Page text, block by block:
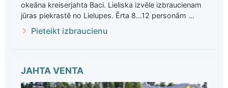
okeāna kreiserjahta Baci. Lieliska izvēle izbraucienam
jūras piekrastē no Lielupes. Ērta 8...12 personām ...
Pieteikt izbraucienu
JAHTA VENTA